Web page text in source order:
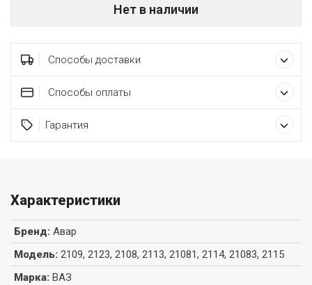
Нет в наличии
Способы доставки
Способы оплаты
Гарантия
Характеристики
Бренд: Авар
Модель: 2109, 2123, 2108, 2113, 21081, 2114, 21083, 2115
Марка: ВАЗ